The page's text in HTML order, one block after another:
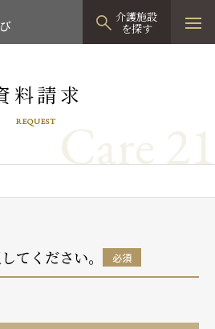
介護施設
を探す
料請求
REQUEST Care 21
てください。 必須